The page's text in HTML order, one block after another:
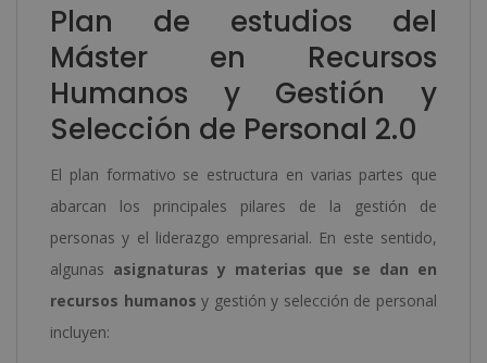
Plan de estudios del
Máster en Recursos
Humanos y Gestión y
Selección de Personal 2.0
El plan formativo se estructura en varias partes que
abarcan los principales pilares de la gestión de
personas y el liderazgo empresarial. En este sentido,
algunas asignaturas y materias que se dan en
recursos humanos y gestión y selección de personal
incluyen: